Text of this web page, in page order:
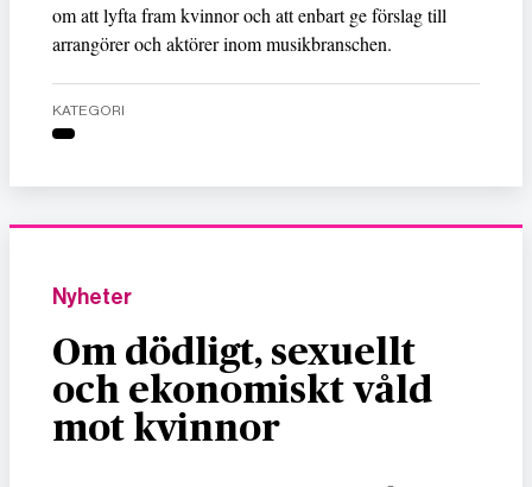
om att lyfta fram kvinnor och att enbart ge förslag till
arrangörer och aktörer inom musikbranschen.
KATEGORI
Nyheter
Om dödligt, sexuellt
och ekonomiskt våld
mot kvinnor